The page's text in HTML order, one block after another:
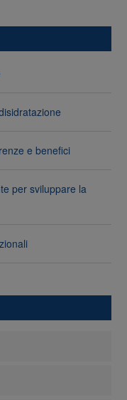
e benefici
per sviluppare la